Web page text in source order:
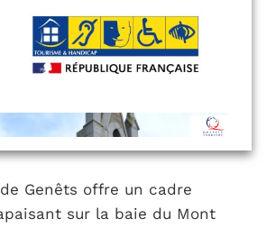
Genêts offre un cadre
sur la baie du Mont